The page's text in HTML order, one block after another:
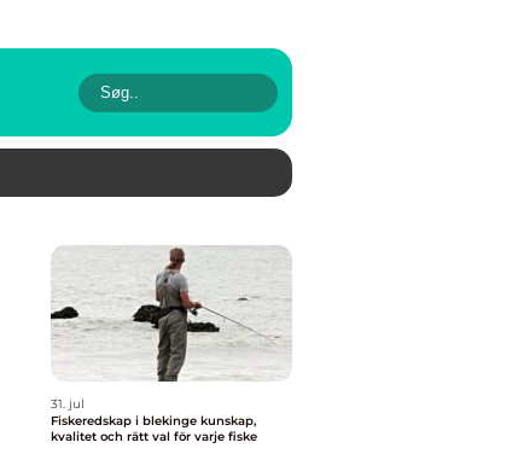
31. jul
Fiskeredskap i blekinge kunskap,
kvalitet och rätt val för varje fiske